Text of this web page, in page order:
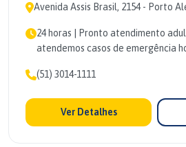
Avenida Assis Brasil, 2154 - Porto
24 horas | Pronto atendimento
atendemos casos de emergência
(51) 3014-1111
Ver Detalhes